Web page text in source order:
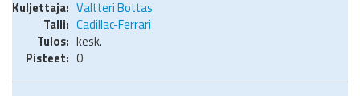
Valtteri Bottas
Cadillac-Ferrari
kesk.
0